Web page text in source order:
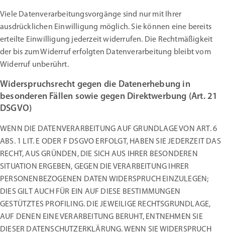
Viele Datenverarbeitungsvorgänge sind nur mit Ihrer
ausdrücklichen Einwilligung möglich. Sie können eine bereits
erteilte Einwilligung jederzeit widerrufen. Die Rechtmäßigkeit
der bis zum Widerruf erfolgten Datenverarbeitung bleibt vom
Widerruf unberührt.
Widerspruchsrecht gegen die Datenerhebung in
besonderen Fällen sowie gegen Direktwerbung (Art. 21
DSGVO)
WENN DIE DATENVERARBEITUNG AUF GRUNDLAGE VON ART. 6
ABS. 1 LIT. E ODER F DSGVO ERFOLGT, HABEN SIE JEDERZEIT DAS
RECHT, AUS GRÜNDEN, DIE SICH AUS IHRER BESONDEREN
SITUATION ERGEBEN, GEGEN DIE VERARBEITUNG IHRER
PERSONENBEZOGENEN DATEN WIDERSPRUCH EINZULEGEN;
DIES GILT AUCH FÜR EIN AUF DIESE BESTIMMUNGEN
GESTÜTZTES PROFILING. DIE JEWEILIGE RECHTSGRUNDLAGE,
AUF DENEN EINE VERARBEITUNG BERUHT, ENTNEHMEN SIE
DIESER DATENSCHUTZERKLÄRUNG. WENN SIE WIDERSPRUCH